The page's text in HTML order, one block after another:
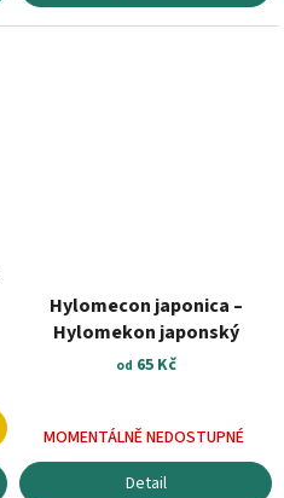
Hylomecon japonica –
Hylomekon japonský
od 65 Kč
MOMENTÁLNĚ NEDOSTUPNÉ
Detail